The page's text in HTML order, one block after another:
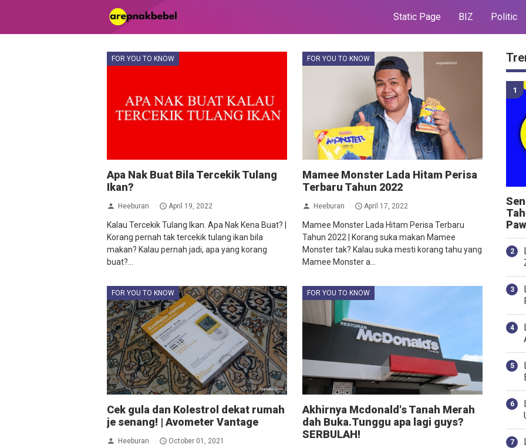
Static Page BIZ Politic
FOR YOU TO KNOW
Apa Nak Buat Bila Tercekik Tulang
Ikan?
Heeburan April 19, 2022
Kalau Tercekik Tulang Ikan. Apa Nak Kena Buat? |
Korang pernah tak tercekik tulang ikan bila
makan? Kalau pernah jadi, apa yang korang
buat?...
FOR YOU TO KNOW
Mamee Monster Lada Hitam Perisa
Terbaru Tahun 2022
Heeburan April 17, 2022
Mamee Monster Lada Hitam Perisa Terbaru
Tahun 2022 | Korang suka makan Mamee
Monster tak? Kalau suka mesti korang tahu yang
Mamee Monster a...
FOR YOU TO KNOW
Cek gula dan Kolestrol dekat rumah
je senang! | Avometer Vantage
Heeburan October 01, 2021
FOR YOU TO KNOW
Akhirnya Mcdonald's Tanah Merah
dah Buka.Tunggu apa lagi guys?
SERBULAH!